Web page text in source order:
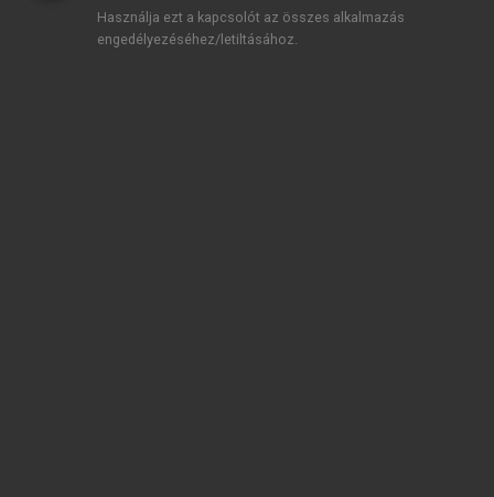
Használja ezt a kapcsolót az összes alkalmazás
engedélyezéséhez/letiltásához.